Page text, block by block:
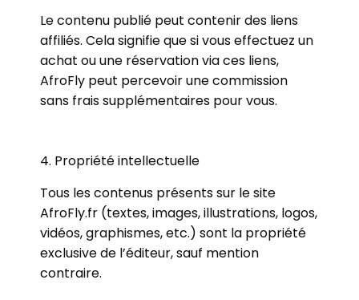
Le contenu publié peut contenir des liens
affiliés. Cela signifie que si vous effectuez un
achat ou une réservation via ces liens,
AfroFly peut percevoir une commission
sans frais supplémentaires pour vous.
4. Propriété intellectuelle
Tous les contenus présents sur le site
AfroFly.fr (textes, images, illustrations, logos,
vidéos, graphismes, etc.) sont la propriété
exclusive de l’éditeur, sauf mention
contraire.